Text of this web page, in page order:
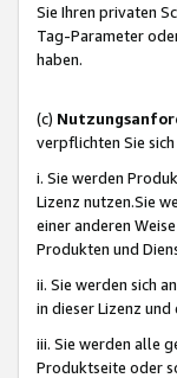
Sie Ihren privaten
Tag-Parameter
haben.
(c)
verpflichten Sie
i. Sie werden
Lizenz nutzen.Sie
einer anderen
Produkten und
ii. Sie werden sich
in dieser Lizenz
iii. Sie werden alle
Produktseite oder